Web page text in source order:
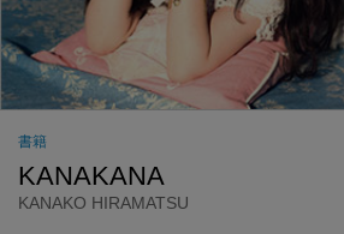
書籍
KANAKANA
KANAKO HIRAMATSU